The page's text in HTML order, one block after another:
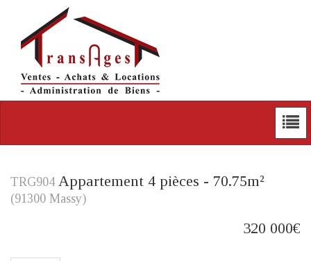
TRG904 Appartement 4 pièces - 70.75m²
(91300 Massy)
320 000€